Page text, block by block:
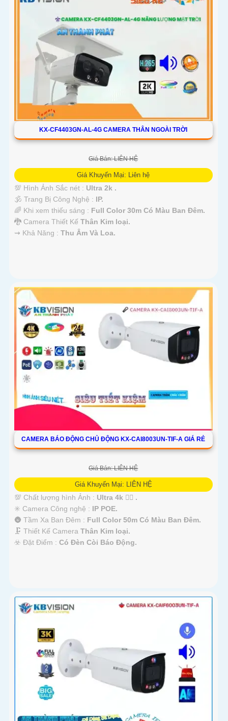
KX-CF4403GN-AL-4G CAMERA THÂN NGOÀI TRỜI
Giá Bán: LIÊN HỆ
Giá Khuyến Mại: Liên hệ
💯 Hình Ảnh Sắc nét : Ultra 2k .
🕉️ Trang Bị Công Nghệ : IP.
🌈 Khi xem thiếu sáng : Full Color 30m Có Màu Ban Ðêm.
🐉️ Camera Thiết Kế Thân Kim loại.
️⇝ Khả Năng : Thu Âm Và Loa.
CAMERA BÁO ĐỘNG CHỦ ĐỘNG KX-CAI8003UN-TIF-A GIÁ RẺ
Giá Bán: LIÊN HỆ
Giá Khuyến Mại: LIÊN HỆ
💯 Chất lượng hình Ảnh : Ultra 4k 👍🏾 .
✳️ Camera Công nghệ : IP POE.
🌚 Tầm Xa Ban Đêm : Full Color 50m Có Màu Ban Ðêm.
🗜️ Thiết Kế Camera Thân Kim loại.
️☣️ Đặt Điểm : Có Ðèn Còi Báo Động.